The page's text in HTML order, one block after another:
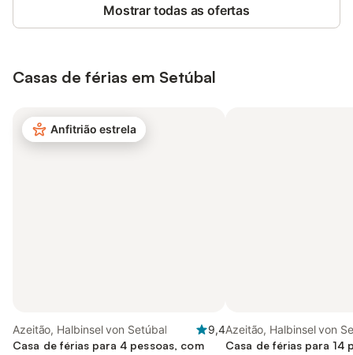
Mostrar todas as ofertas
Casas de férias em Setúbal
Anfitrião estrela
Azeitão, Halbinsel von Setúbal
9,4
Casa de férias para 4 pessoas, com
Azeitão, Halbinsel von
Casa de férias para 14